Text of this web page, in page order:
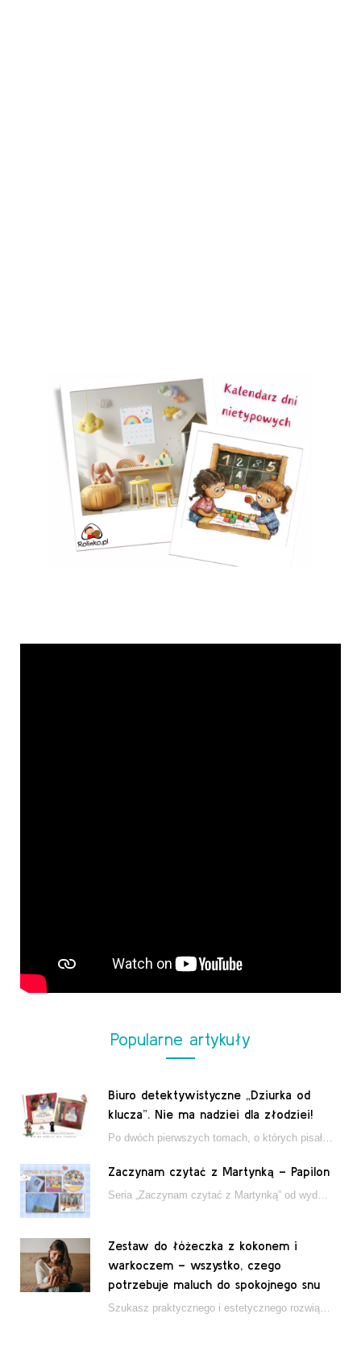
Popularne artykuły
Biuro detektywistyczne „Dziurka od
klucza”. Nie ma nadziei dla złodziei!
Zaczynam czytać z Martynką – Papilon
Zestaw do łóżeczka z kokonem i
warkoczem – wszystko, czego
potrzebuje maluch do spokojnego snu